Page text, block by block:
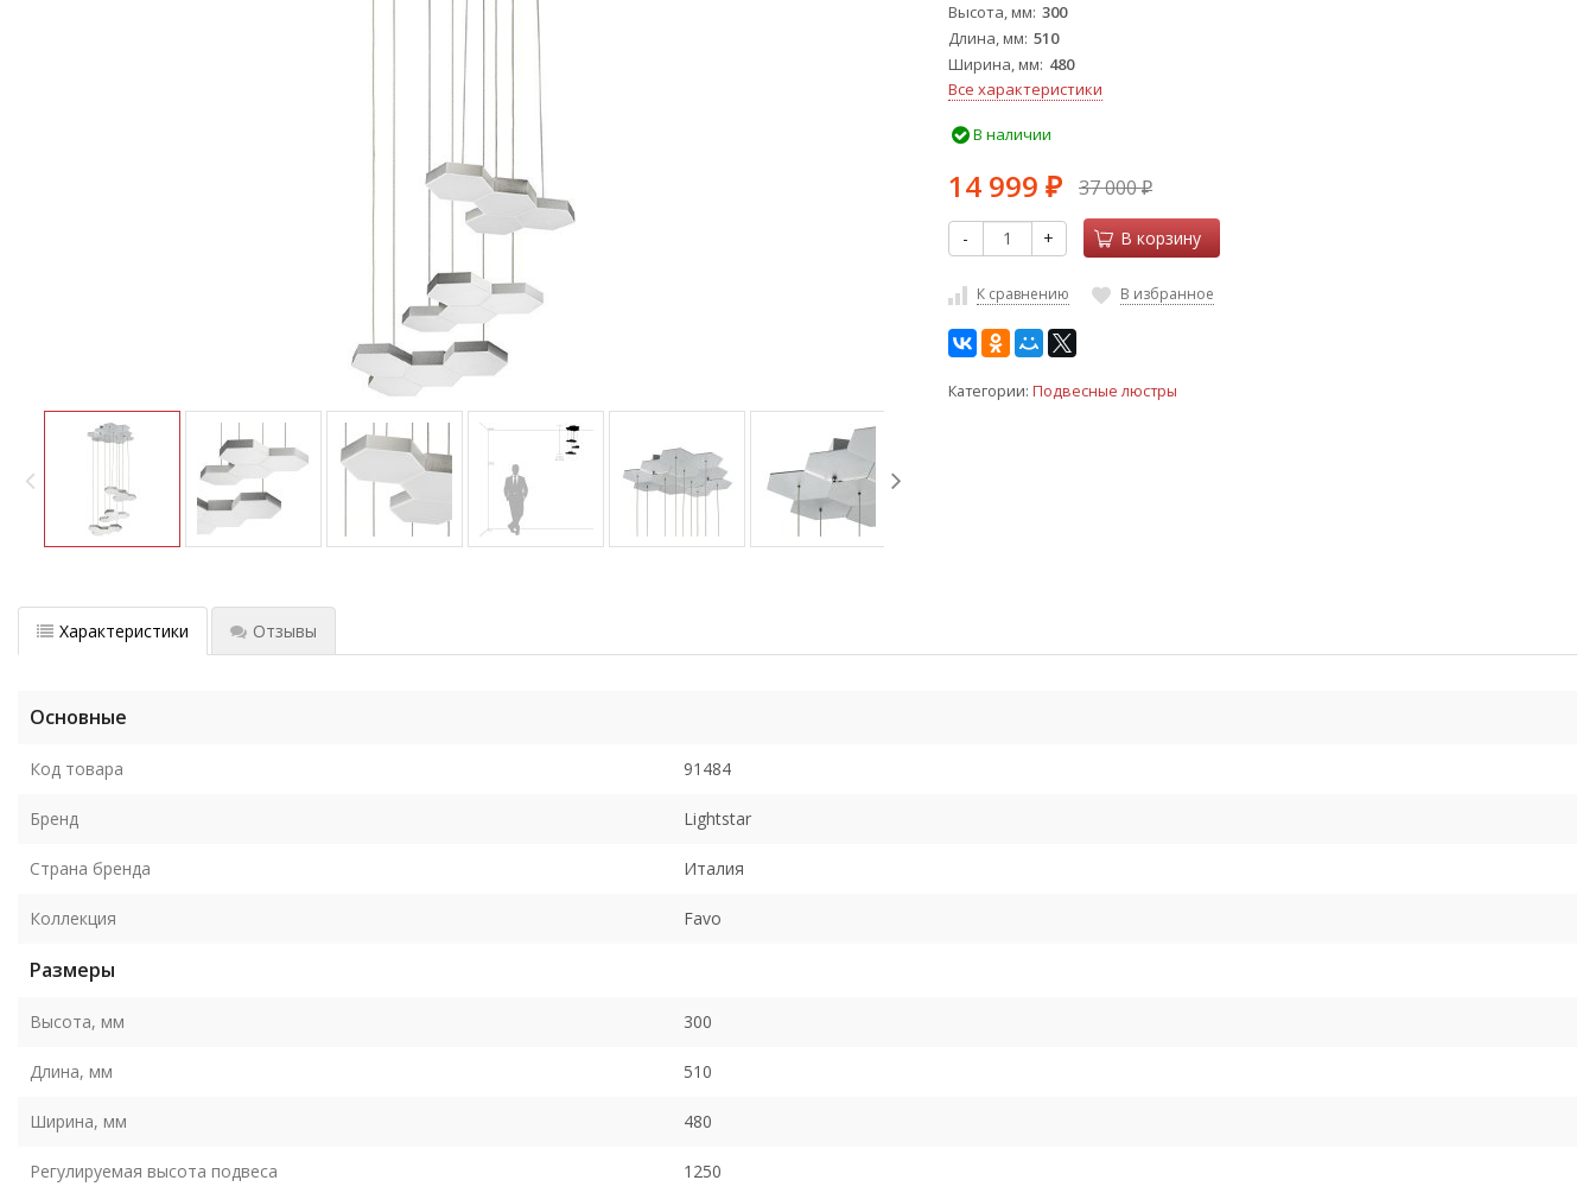
Высота, мм 300
Длина, мм 510
Ширина, мм 480
Все характеристики
В наличии
14 999 ₽ 37 000₽
- + В корзину
К сравнению В избранное
Категории: Подвесные люстры
Характеристики Отзывы
Основные
Код товара 91484
Бренд Lightstar
Страна бренда Италия
Коллекция Favo
Размеры
Высота, мм 300
Длина, мм 510
Ширина, мм 480
Регулируемая высота подвеса 1250